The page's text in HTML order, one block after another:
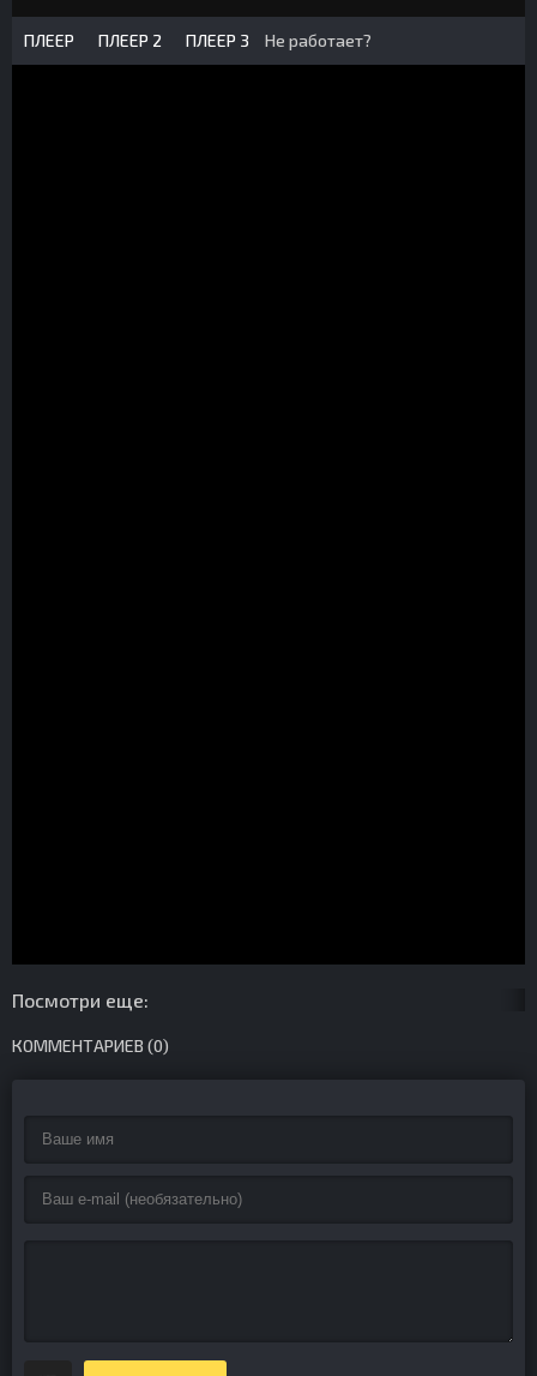
ПЛЕЕР ПЛЕЕР 2 ПЛЕЕР 3 Не работает?
Посмотри еще:
КОММЕНТАРИЕВ (0)